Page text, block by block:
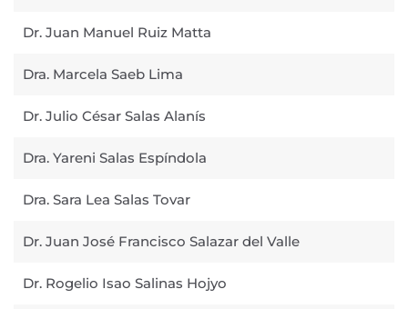
Dr. Juan Manuel Ruiz Matta
Dra. Marcela Saeb Lima
Dr. Julio César Salas Alanís
Dra. Yareni Salas Espíndola
Dra. Sara Lea Salas Tovar
Dr. Juan José Francisco Salazar del Valle
Dr. Rogelio Isao Salinas Hojyo